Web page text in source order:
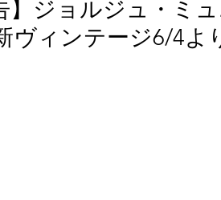
】ジョルジュ・ミ
ヴィンテージ6/4よ